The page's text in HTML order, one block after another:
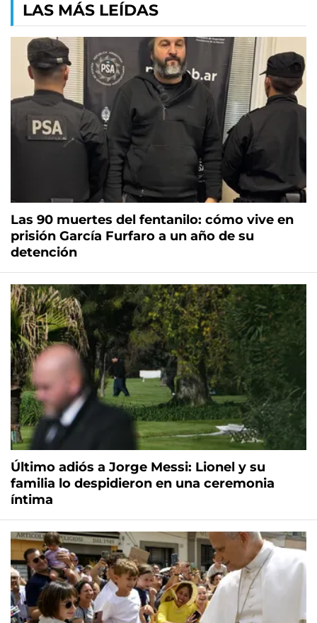
LAS MÁS LEÍDAS
Las 90 muertes del fentanilo: cómo vive en
prisión García Furfaro a un año de su
detención
Último adiós a Jorge Messi: Lionel y su
familia lo despidieron en una ceremonia
íntima